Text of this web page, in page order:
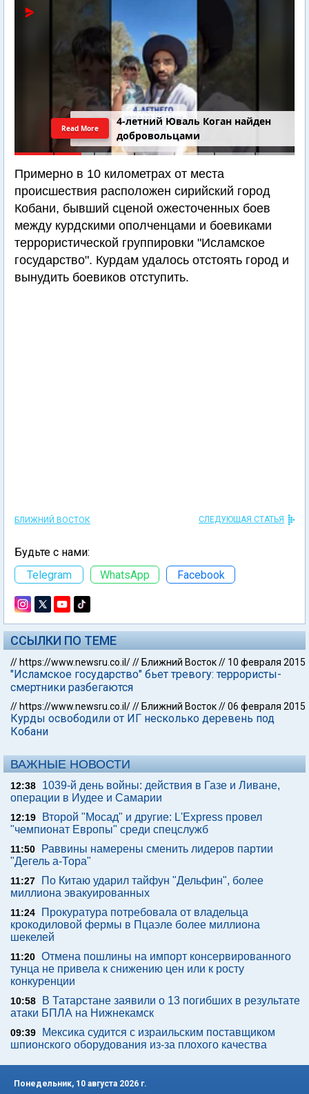
4-летний Юваль Коган найден
добровольцами
Read More
Примерно в 10 километрах от места
происшествия расположен сирийский город
Кобани, бывший сценой ожесточенных боев
между курдскими ополченцами и боевиками
террористической группировки "Исламское
государство". Курдам удалось отстоять город и
вынудить боевиков отступить.
БЛИЖНИЙ ВОСТОК СЛЕДУЮЩАЯ СТАТЬЯ
Будьте с нами:
Telegram
WhatsApp Facebook
ССЫЛКИ ПО ТЕМЕ
// https://www.newsru.co.il/// Ближний Восток// 10 февраля 2015
"Исламское государство" бьет тревогу: террористы-
смертники разбегаются
// https://www.newsru.co.il/// Ближний Восток//06 февраля 2015
Курды освободили от ИГ несколько деревень под
Кобани
ВАЖНЫЕ НОВОСТИ
12:38
1039-й день войны: действия в Газе и Ливане,
операции в Иудее и Самарии
12:19
Второй "Мосад" и другие: L'Express провел
"чемпионат Европы" среди спецслужб
11:50
Раввины намерены сменить лидеров партии
"Дегель а-Тора"
11:27
По Китаю ударил тайфун "Дельфин", более
миллиона эвакуированных
11:24
Прокуратура потребовала от владельца
крокодиловой фермы в Пцаэле более миллиона
шекелей
11:20 Отмена пошлины на импорт консервированного
тунца не привела к снижению цен или к росту
конкуренции
10:58
В Татарстане заявили о 13 погибших в результате
атаки БПЛА на Нижнекамск
09:39
Мексика судится с израильским поставщиком
шпионского оборудования из-за плохого качества
Понедельник, 10 августа 2026 г.